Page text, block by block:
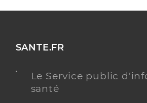
SANTE.FR
Le Service public
santé